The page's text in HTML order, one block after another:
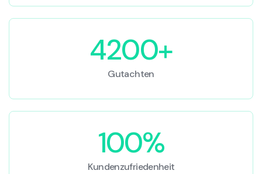
4200+
Gutachten
100%
Kundenzufriedenheit